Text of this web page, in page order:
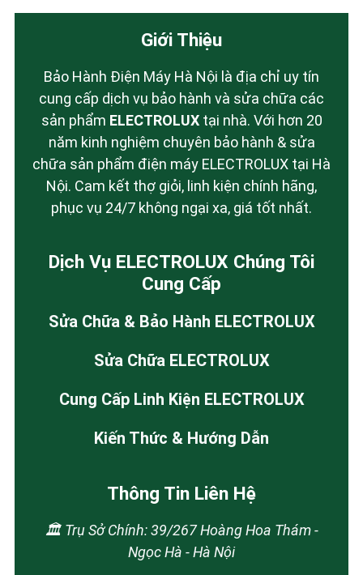
Giới Thiệu
Bảo Hành Điện Máy Hà Nội là địa chỉ uy tín
cung cấp dịch vụ bảo hành và sửa chữa các
sản phẩm ELECTROLUXtại nhà. Với hơn 20
năm kinh nghiệm chuyên bảo hành & sửa
chữa sản phẩm điện máy ELECTROLUX tại Hà
Nội. Cam kết thợ giỏi, linh kiện chính hãng,
phục vụ 24/7 không ngại xa, giá tốt nhất.
Dịch Vụ ELECTROLUX Chúng Tôi
Cung Cấp
Sửa Chữa & Bảo Hành ELECTROLUX
Sửa Chữa ELECTROLUX
Cung Cấp Linh Kiện ELECTROLUX
Kiến Thức & Hướng Dẫn
Thông Tin Liên Hệ
🏛️ Trụ Sở Chính: 39/267 Hoàng Hoa Thám -
Ngọc Hà - Hà Nội